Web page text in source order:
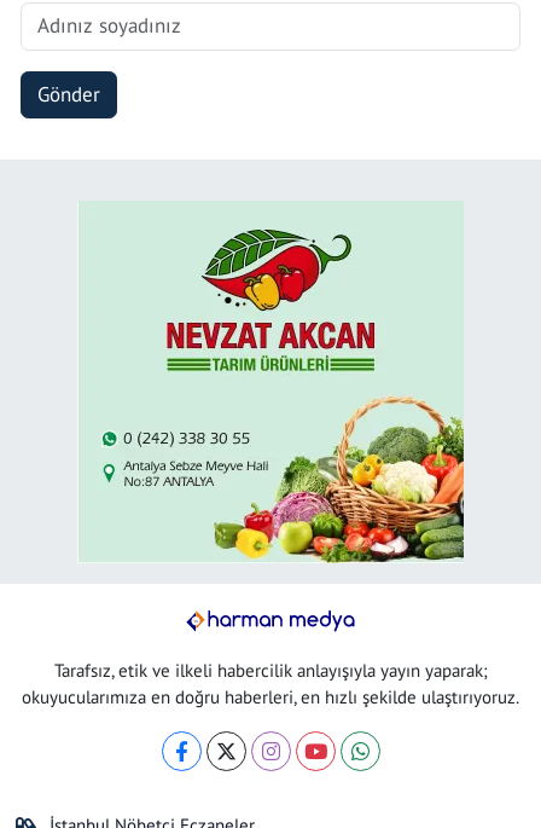
Gönder
Tarafsız, etik ve ilkeli habercilik anlayışıyla yayın yaparak;
okuyucularımıza en doğru haberleri, en hızlı şekilde ulaştırıyoruz.